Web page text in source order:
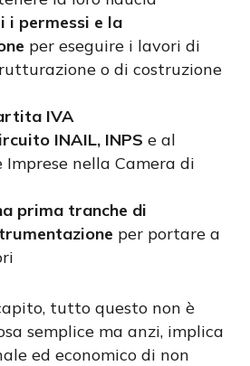
permessi e la
per eseguire i lavori di
o di costruzione
IVA
INAIL, INPS e al
Imprese nella Camera di
prima tranche di
per portare a
tutto questo non è
semplice ma anzi, implica
ed economico di non